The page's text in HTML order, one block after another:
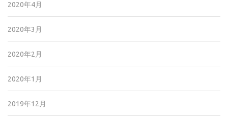
2020年4月
2020年3月
2020年2月
2020年1月
2019年12月